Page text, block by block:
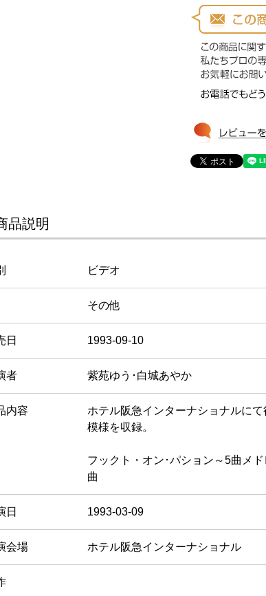
品説明
ビデオ
その他
日 1993-09-10
者 紫苑ゆう･白城あやか
内容
ホテル阪急インターナショナルに
模様を収録。
フックト・オン･パション～5曲メ
曲
日 1993-03-09
会場 ホテル阪急インターナショナル